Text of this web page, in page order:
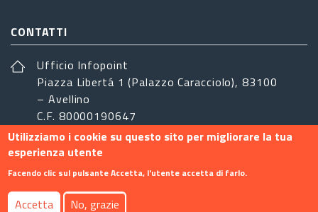
CONTATTI
Ufficio Infopoint
Piazza Libertá 1 (Palazzo Caracciolo), 83100
– Avellino
C.F. 80000190647
sistemairpinia@provincia.avellino.it
SEGUICI
Utilizziamo i cookie su questo sito per migliorare la tua
esperienza utente
Facendo clic sul pulsante Accetta, l'utente accetta di farlo.
Accetta No, grazie